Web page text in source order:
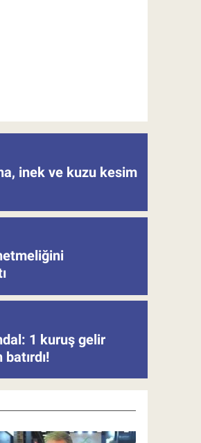
inek ve kuzu kesim
1 kuruş gelir